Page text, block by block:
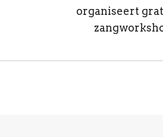
organiseert